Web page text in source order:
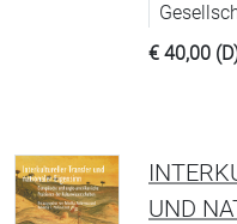
€ 40,00
UND